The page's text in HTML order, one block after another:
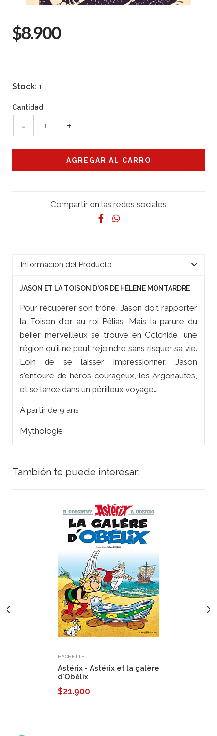
$8.900
Stock: 1
Cantidad
- +
Compartir en las redes sociales
Información del Producto
JASON ET LA TOISON D'OR DE HÉLÈNE MONTARDRE
Pour récupérer son trône, Jason doit rapporter
la Toison d'or au roi Pélias. Mais la parure du
bélier merveilleux se trouve en Colchide, une
région qu'il ne peut rejoindre sans risquer sa vie.
Loin de se laisser impressionner, Jason
s'entoure de héros courageux, les Argonautes,
et se lance dans un périlleux voyage...
A partir de 9 ans
Mythologie
También te puede interesar:
HACHETTE
Astérix - Astérix et la galère
d'Obélix
$21.900